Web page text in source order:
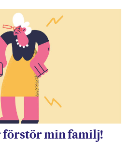
förstör min familj!